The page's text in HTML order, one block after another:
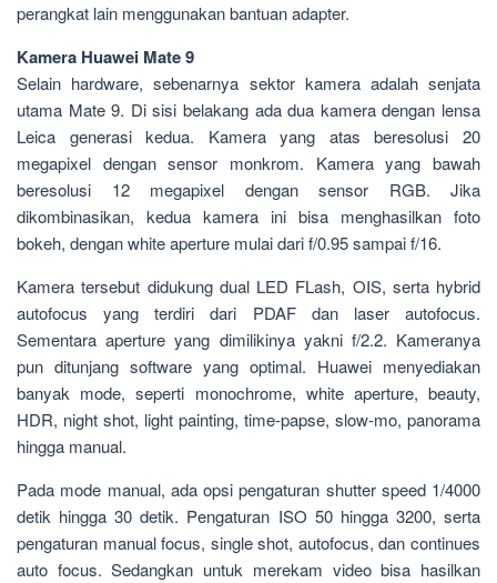
perangkat lain menggunakan bantuan adapter.
Kamera Huawei Mate 9
Selain hardware, sebenarnya sektor kamera adalah senjata
utama Mate 9. Di sisi belakang ada dua kamera dengan lensa
Leica generasi kedua. Kamera yang atas beresolusi 20
megapixel dengan sensor monkrom. Kamera yang bawah
beresolusi 12 megapixel dengan sensor RGB. Jika
dikombinasikan, kedua kamera ini bisa menghasilkan foto
bokeh, dengan white aperture mulai dari f/0.95 sampai f/16.
Kamera tersebut didukung dual LED FLash, OIS, serta hybrid
autofocus yang terdiri dari PDAF dan laser autofocus.
Sementara aperture yang dimilikinya yakni f/2.2. Kameranya
pun ditunjang software yang optimal. Huawei menyediakan
banyak mode, seperti monochrome, white aperture, beauty,
HDR, night shot, light painting, time-papse, slow-mo, panorama
hingga manual.
Pada mode manual, ada opsi pengaturan shutter speed 1/4000
detik hingga 30 detik. Pengaturan ISO 50 hingga 3200, serta
pengaturan manual focus, single shot, autofocus, dan continues
auto focus. Sedangkan untuk merekam video bisa hasilkan